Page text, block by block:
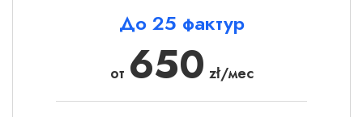
До 25 фактур
от 650 zł/мес